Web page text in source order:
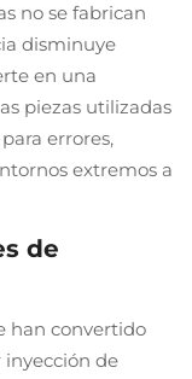
no se fabrican
disminuye
en una
piezas utilizadas
errores,
extremos a
de
han convertido
inyección de